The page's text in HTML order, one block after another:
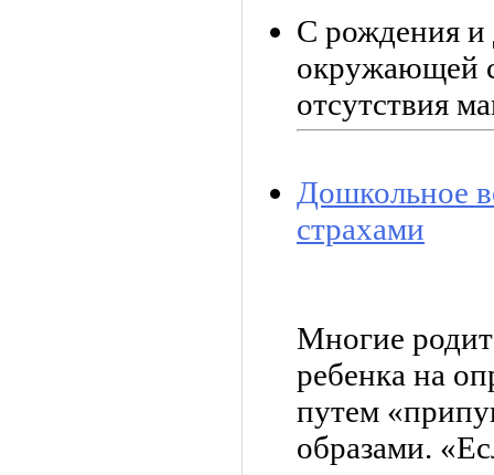
С рождения и
окружающей
отсутствия
Дошкольное
страхами
Многие
ребенка на
путем
образами.